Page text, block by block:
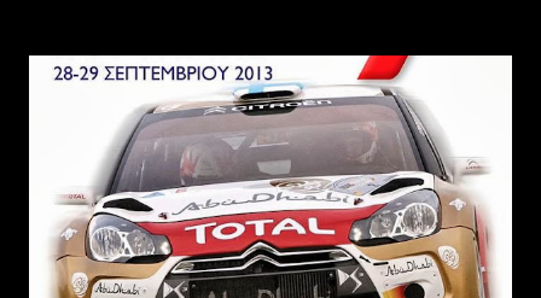
ημερολογίου, επισφραγίστηκε η έντονη φημολογία του
τελευταίου διαστήματος, που ήθελε το Ράλλυ Ακρόπολις
εκτός Πρωταθλήματος το επόμενο έτος. Τα πρώτα
ανησυχητικά σημάδια, ωστόσο, είχαν γίνει ορατά ήδη
από τα μέσα του καλοκαιριού, περίοδος κατά την οποία η
Οργανωτική Επιτροπή του αγώνα προχώρησε σε κάθε
δυνατή ενέργεια για να διασφαλίσει τη θέση του Ράλλυ